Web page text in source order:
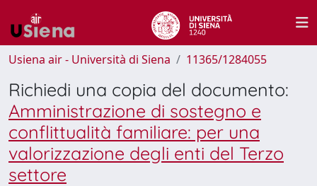
Usiena air - Università di Siena 11365/1284055
Richiedi una copia del documento:
Amministrazione di sostegno e
conflittualità familiare: per una
valorizzazione degli enti del Terzo
settore